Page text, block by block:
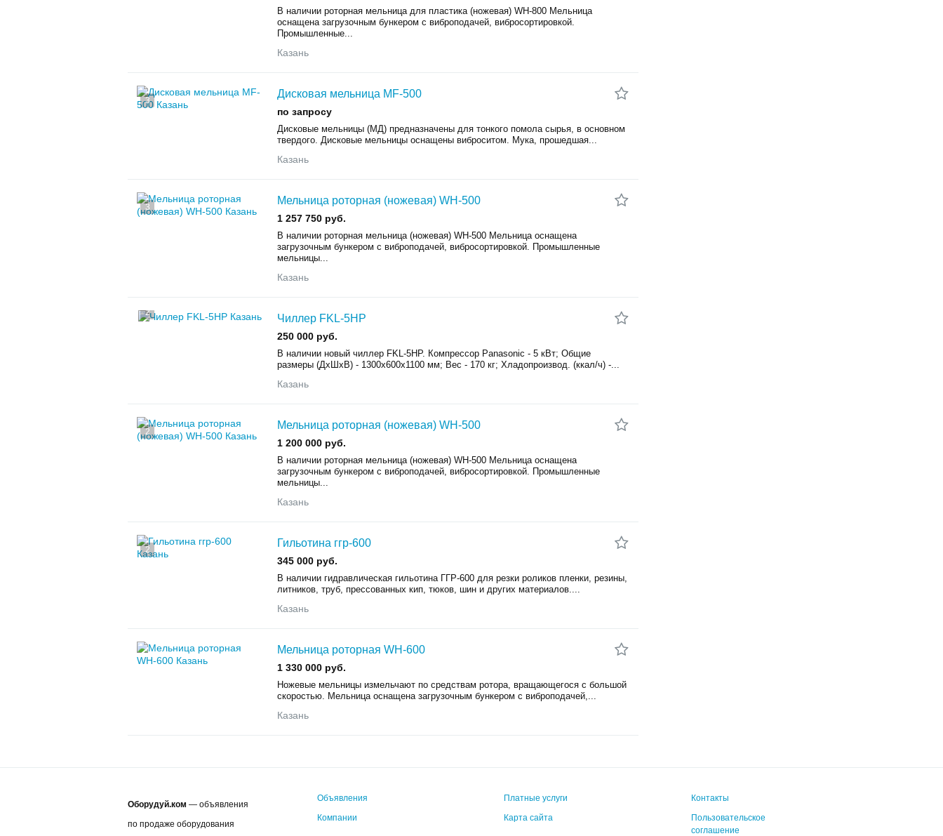
В наличии роторная мельница для пластика (ножевая) WH-800 Мельница
оснащена загрузочным бункером с виброподачей, вибросортировкой.
Промышленные...
Казань
3
Дисковая мельница MF-500
по запросу
Дисковые мельницы (МД) предназначены для тонкого помола сырья, в основном
твердого. Дисковые мельницы оснащены виброситом. Мука, прошедшая...
Казань
3
Мельница роторная (ножевая) WH-500
1 257 750 руб.
В наличии роторная мельница (ножевая) WH-500 Мельница оснащена
загрузочным бункером с виброподачей, вибросортировкой. Промышленные
мельницы...
Казань
2 Чиллер FKL-5HP
250 000 руб.
В наличии новый чиллер FKL-5HP. Компрессор Panasonic - 5 кВт; Общие
размеры (ДхШхВ) - 1300x600x1100 мм; Вес - 170 кг; Хладопроизвод. (ккал/ч) -...
Казань
2
Мельница роторная (ножевая) WH-500
1 200 000 руб.
В наличии роторная мельница (ножевая) WH-500 Мельница оснащена
загрузочным бункером с виброподачей, вибросортировкой. Промышленные
мельницы...
Казань
2
Гильотина ггр-600
345 000 руб.
В наличии гидравлическая гильотина ГГР-600 для резки роликов пленки, резины,
литников, труб, прессованных кип, тюков, шин и других материалов....
Казань
Мельница роторная WH-600
1 330 000 руб.
Ножевые мельницы измельчают по средствам ротора, вращающегося с большой
скоростью. Мельница оснащена загрузочным бункером с виброподачей,...
Казань
Оборудуй.ком — объявления
по продаже оборудования
Объявления
Компании
Платные услуги
Карта сайта
Контакты
Пользовательское
соглашение